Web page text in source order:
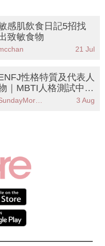
感肌飲食日記5招找
致敏食物
21 Jul
性格特質及代表人
｜MBTI人格測試中被
為「主角」人格
3 Aug